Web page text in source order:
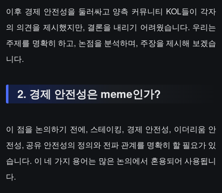
이후 경제 안전성을 둘러싸고 양측 커뮤니티 KOL들이 각자
의 의견을 제시했지만, 결론을 내리기 어려웠습니다. 우리는
주제를 명확히 하고, 논점을 분석하며, 주장을 제시해 보겠습
니다.
2. 경제 안전성은 meme인가?
이 점을 논의하기 전에, 스테이킹, 경제 안전성, 이더리움 안
전성, 공유 안전성의 정의와 전파 관계를 명확히 할 필요가 있
습니다. 이 네 가지 용어는 많은 논의에서 혼용되어 사용됩니
다.